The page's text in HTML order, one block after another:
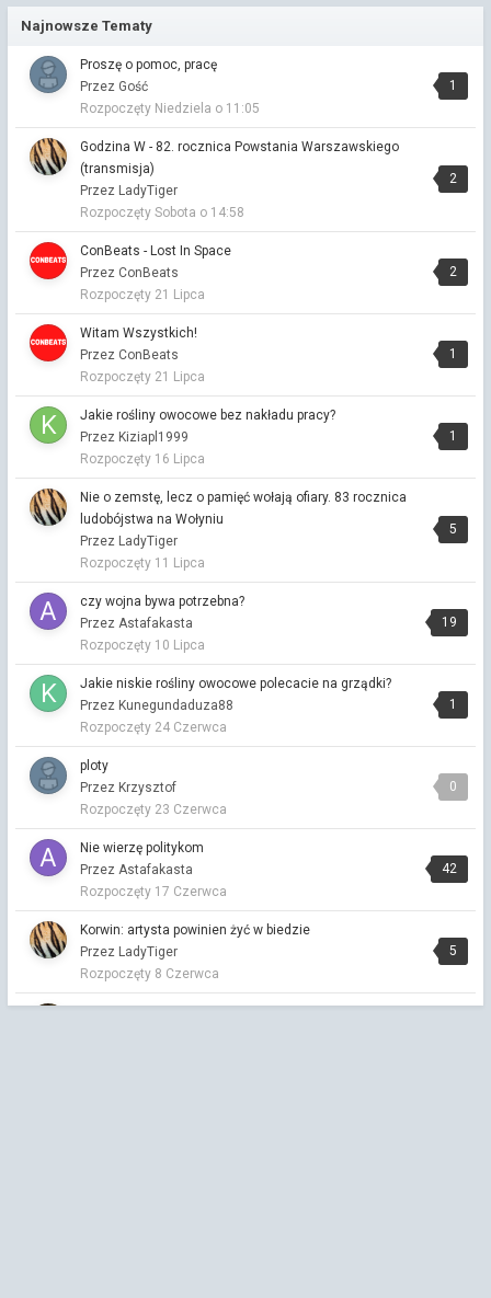
Chi
Chi
Przez Chi ·Napisano5 godzin temu
Chi
Przez Chi ·Napisano
Chi
Przez Chi ·Napisano5 godzin temu
Chi
Przez Chi ·Napisano
Chi
Przez Chi ·Napisano
Przez Chi ·Napisano5 godzin temu
Chi
Chi
Przez Chi ·Napisano
Chi
Przez Chi · Napisano
5 godzin temu
Bez muzyki nie żyję, więc wpadłam Wam posmęcić chwilę
wieczór, bo dzisiaj jadę na oparach
Napisano
Dobry wieczór Finalizuję pewien projekt, więc chodzę po
ścianach i na muzykę nie bardzo mam czas, ale ...
Chi
Przez Chi ·Napisano5 godzin temu
Dziękuję. Wykorzystałam, a jakże.
Chi
Przez Chi ·Napisano5 godzin temu
Najnowsze Tematy
1
Proszę o pomoc, pracę
Przez Gość
Rozpoczęty Niedziela o 11:05
2
Godzina W - 82. rocznica Powstania Warszawskiego
(transmisja)
Przez LadyTiger
Rozpoczęty Sobota o 14:58
2
ConBeats - Lost In Space
Przez ConBeats
Rozpoczęty 21 Lipca
1
Witam Wszystkich!
Przez ConBeats
Rozpoczęty 21 Lipca
1
Jakie rośliny owocowe bez nakładu pracy?
Przez Kiziapl1999
Rozpoczęty 16 Lipca
5
Nie o zemstę, lecz o pamięć wołają ofiary. 83 rocznica
ludobójstwa na Wołyniu
Przez LadyTiger
Rozpoczęty 11 Lipca
19
czy wojna bywa potrzebna?
Przez Astafakasta
Rozpoczęty 10 Lipca
1
Jakie niskie rośliny owocowe polecacie na grządki?
Przez Kunegundaduza88
Rozpoczęty 24 Czerwca
0
ploty
Przez Krzysztof
Rozpoczęty 23 Czerwca
42
Nie wierzę politykom
Przez Astafakasta
Rozpoczęty 17 Czerwca
5
Korwin: artysta powinien żyć w biedzie
Przez LadyTiger
Rozpoczęty 8 Czerwca